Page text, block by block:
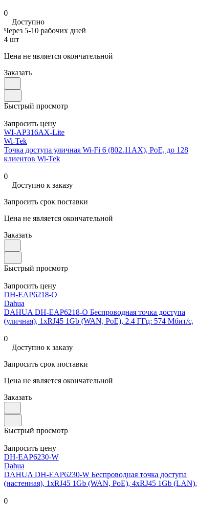
0
Доступно
Через 5-10 рабочих дней
4 шт
Цена не является окончательной
Заказать
Быстрый просмотр
Запросить цену
WI-AP316AX-Lite
Wi-Tek
Точка доступа уличная Wi-Fi 6 (802.11AX), PoE, до 128
клиентов Wi-Tek
0
Доступно к заказу
Запросить срок поставки
Цена не является окончательной
Заказать
Быстрый просмотр
Запросить цену
DH-EAP6218-O
Dahua
DAHUA DH-EAP6218-O Беспроводная точка доступа
(уличная), 1xRJ45 1Gb (WAN, PoE), 2.4 ГГц: 574 Мбит/с,
0
Доступно к заказу
Запросить срок поставки
Цена не является окончательной
Заказать
Быстрый просмотр
Запросить цену
DH-EAP6230-W
Dahua
DAHUA DH-EAP6230-W Беспроводная точка доступа
(настенная), 1xRJ45 1Gb (WAN, PoE), 4xRJ45 1Gb (LAN),
0